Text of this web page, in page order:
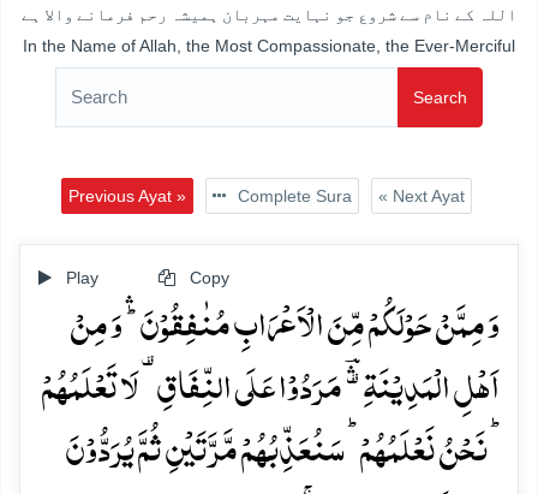
اللہ کے نام سے شروع جو نہایت مہربان ہمیشہ رحم فرمانے والا ہے
In the Name of Allah, the Most Compassionate, the Ever-Merciful
Search
Previous Ayat » Complete Sura « Next Ayat
Play Copy
وَ مِمَّنۡ حَوۡلَکُمۡ مِّنَ الۡاَعۡرَابِ مُنٰفِقُوۡنَ ؕۛ وَ مِنۡ
اَہۡلِ الۡمَدِیۡنَۃِ ۟ۛؔ مَرَدُوۡا عَلَی النِّفَاقِ ۟ لَا تَعۡلَمُہُمۡ
ؕ نَحۡنُ نَعۡلَمُہُمۡ ؕ سَنُعَذِّبُہُمۡ مَّرَّتَیۡنِ ثُمَّ یُرَدُّوۡنَ